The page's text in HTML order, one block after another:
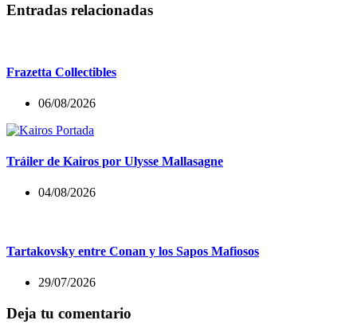
Entradas relacionadas
Frazetta Collectibles
06/08/2026
Tráiler de Kairos por Ulysse Mallasagne
04/08/2026
Tartakovsky entre Conan y los Sapos Mafiosos
29/07/2026
Deja tu comentario